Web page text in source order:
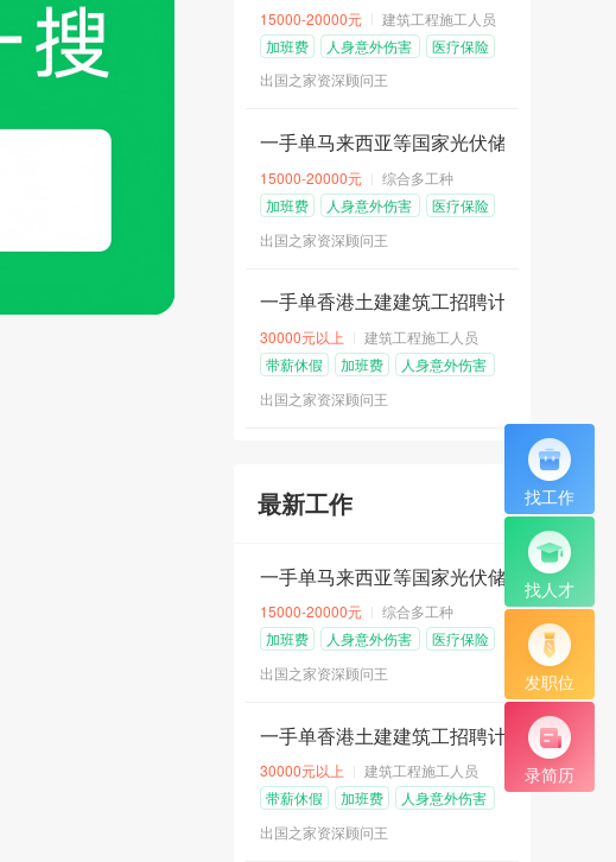
找工作
找人才
发职位
录简历
中国
4职位招聘中
15000-20000元
建筑工程施工人员
加班费
人身意外伤害
医疗保险
出国之家资深顾问王
15000-20000元
综合多工种
加班费
人身意外伤害
医疗保险
出国之家资深顾问王
一手单香港土建建筑工招聘计划
30000元以上
建筑工程施工人员
带薪休假
加班费
人身意外伤害
出国之家资深顾问王
最新工作
15000-20000元
综合多工种
加班费
人身意外伤害
医疗保险
出国之家资深顾问王
一手单香港土建建筑工招聘计划
30000元以上
建筑工程施工人员
带薪休假
加班费
人身意外伤害
出国之家资深顾问王